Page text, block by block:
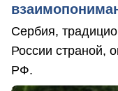
Сербия,
России страной,
РФ.